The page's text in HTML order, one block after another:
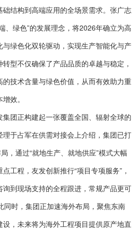
结构到高端应用的全场景需求。张广志
、绿色”的发展理念，将2026年确立为高
与绿色化双轮驱动，实现生产智能化与产
型不仅确保了产品品质的卓越与稳定，
技术含量与绿色价值，从而有效助力重
效。
团正构建起一张覆盖全国、辐射全球的
于占军在供需对接会上介绍，集团已打
，通过“就地生产、就地供应”模式大幅
工程，友发创新推行“项目专项服务”，
到现场支持的全程跟进，常规产品更可
同时，集团正加速海外布局，聚焦东南
，未来将为海外工程项目提供原产地直